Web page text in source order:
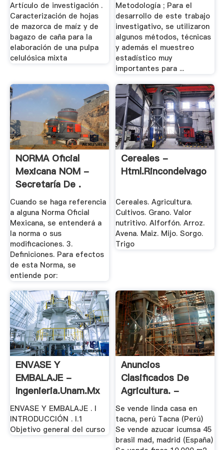
Artículo de investigación .
Caracterización de hojas
de mazorca de maíz y de
bagazo de caña para la
elaboración de una pulpa
celulósica mixta
Metodología ; Para el
desarrollo de este trabajo
investigativo, se utilizaron
algunos métodos, técnicas
y además el muestreo
estadístico muy
importantes para ...
NORMA Oficial
Mexicana NOM -
Secretaría De .
Cuando se haga referencia
a alguna Norma Oficial
Mexicana, se entenderá a
la norma o sus
modificaciones. 3.
Definiciones. Para efectos
de esta Norma, se
entiende por:
Cereales -
Html.rincondelvago
Cereales. Agricultura.
Cultivos. Grano. Valor
nutritivo. Alforfón. Arroz.
Avena. Maiz. Mijo. Sorgo.
Trigo
ENVASE Y
EMBALAJE -
Ingenieria.unam.mx
ENVASE Y EMBALAJE . I
INTRODUCCIÓN . I.1
Objetivo general del curso
Anuncios
Clasificados De
Agricultura. -
Infoagro
Se vende linda casa en
tacna, perú Tacna (Perú)
Se vende azucar icumsa 45
brasil mad, madrid (España)